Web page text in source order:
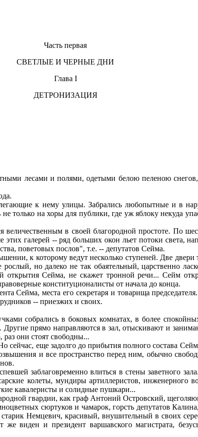
Часть первая
СВЕТЛЫЕ И ЧЕРНЫЕ ДНИ
Глава I
ДЕТРОНИЗАЦИЯ
лесами и полями, одетыми белою пеленою
к нему улицы. Забрались любопытные и в
только на хоры для публики, где уж яблоку некуда
в своей благородной простоте. По
галерей -- ряд больших окон льет потоки света,
поветовых послов", т.е. -- депутатов Сейма.
к которому ведут несколько ступеней. Две
но далеко не так обаятельный, царственно
открытия Сейма, не скажет тронной речи... Сейм
конституционалисты от начала до конца.
Сейма, места его секретаря и товарища
-- приезжих и своих.
собрались в боковых комнатах, в более
прямо направляются в зал, отыскивают и
раз они стоят свободны...
сейчас, еще задолго до прибытия полного состава
и все пространство перед ним, обычно
заблаговременно влиться в стены заветного
колеты, мундиры артиллеристов, инженерного
кавалеристы и солидные пушкари...
гвардии, как граф Антоний Островский,
сюртуков и чамарок, горсть депутатов
Немцевич, красивый, внушительный в своих
виден и президент варшавского магистрата,